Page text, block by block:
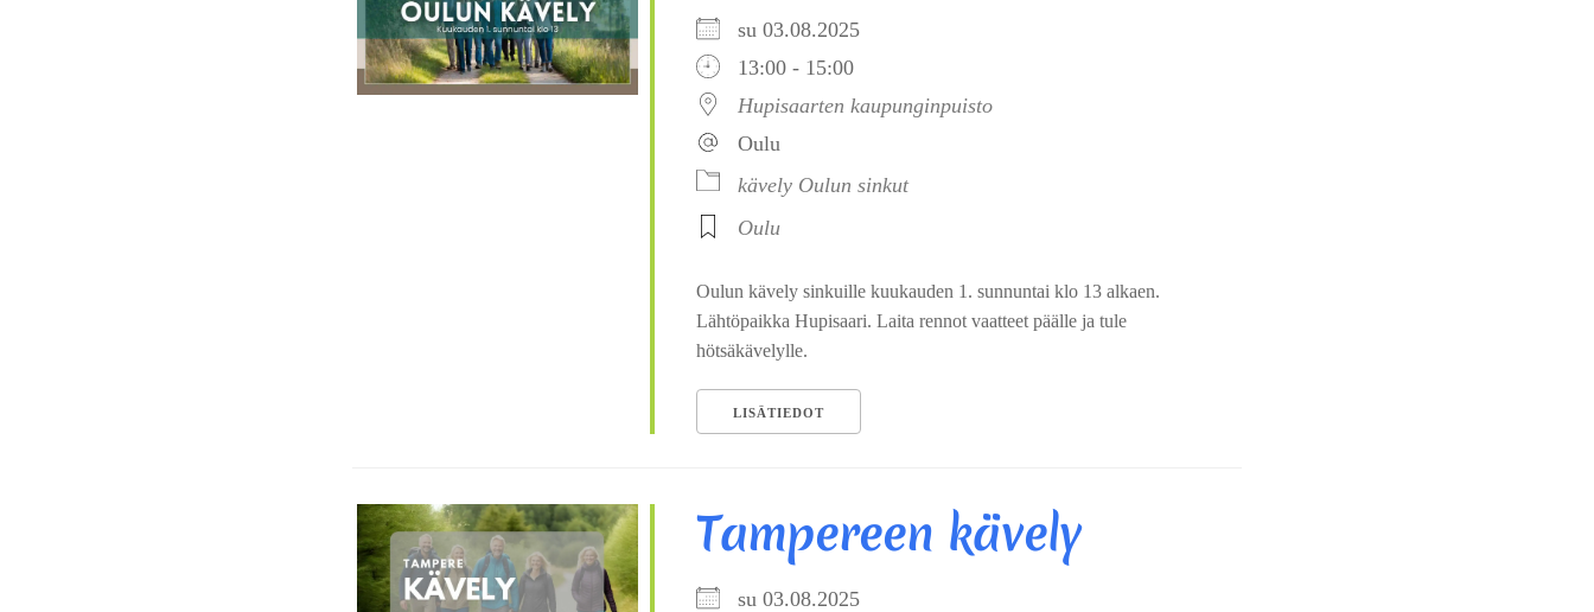
su 03.08.2025
13:00 - 15:00
Hupisaarten kaupunginpuisto
Oulu
kävely Oulun sinkut
Oulu
Oulun kävely sinkuille kuukauden 1. sunnuntai klo 13 alkaen.
Lähtöpaikka Hupisaari. Laita rennot vaatteet päälle ja tule
hötsäkävelylle.
LISÄTIEDOT
Tampereen kävely
su 03.08.2025